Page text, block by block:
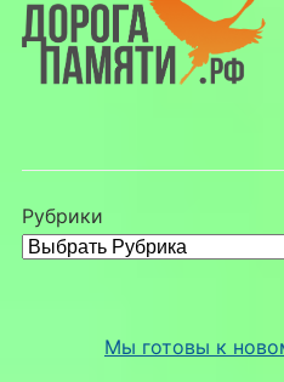
Рубрики
Мы готовы к